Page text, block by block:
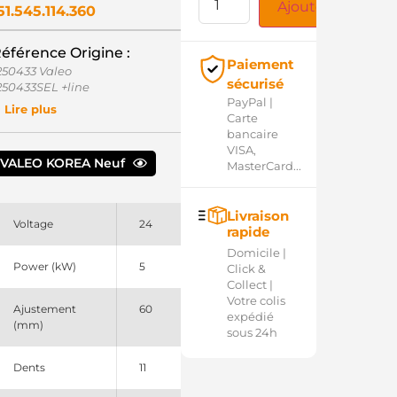
Origine :
Valeo
+line
PSH
Hyundai
Valeo
EDR
Remy
Lire plus
VALEO KOREA Neuf
Voltage 24
Power (kW) 5
Ajustement
(mm)
60
Dents 11
Ajouter au
Paiement
sécurisé
PayPal |
Carte
bancaire
VISA,
MasterCard...
Livraison
rapide
Domicile |
Click &
Collect |
Votre colis
expédié
sous 24h